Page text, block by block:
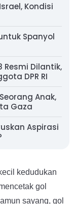
Kondisi
Spanyol
Resmi Dilantik,
DPR RI
Anak,
Gaza
Aspirasi
kedudukan
gol
sayang, gol